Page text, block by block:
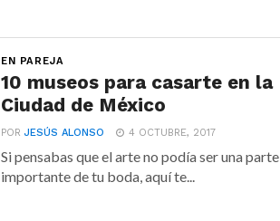
EN PAREJA
10 museos para casarte en la
Ciudad de México
PORJESÚS ALONSO 4 OCTUBRE, 2017
Si pensabas que el arte no podía ser una parte
importante de tu boda, aquí te...